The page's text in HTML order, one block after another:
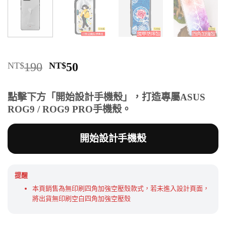
NT$190 原
價
格：
NT$190。
NT$50
價
格：
NT$50。
點擊下方「開始設計手機殼」，打造專屬ASUS
ROG9 / ROG9 PRO手機殼。
開始設計手機殼
提醒
本頁銷售為無印刷四角加強空壓殼款式，若未進入設計頁面，
將出貨無印刷空白四角加強空壓殼